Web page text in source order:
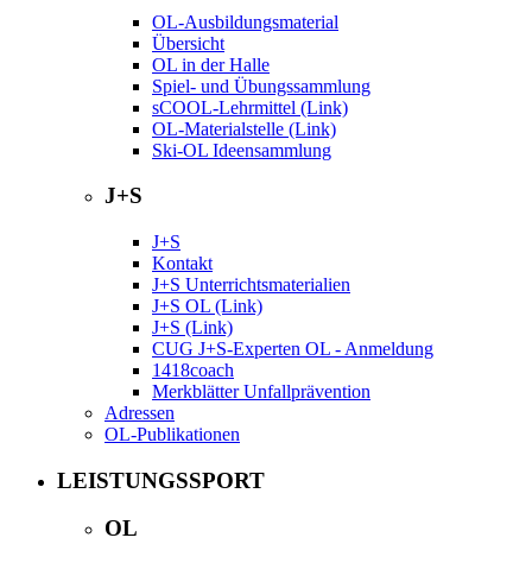
OL-Ausbildungsmaterial
Übersicht
OL in der Halle
Spiel- und Übungssammlung
sCOOL-Lehrmittel (Link)
OL-Materialstelle (Link)
Ski-OL Ideensammlung
J+S
J+S
Kontakt
J+S Unterrichtsmaterialien
J+S OL (Link)
J+S (Link)
CUG J+S-Experten OL - Anmeldung
1418coach
Merkblätter Unfallprävention
Adressen
OL-Publikationen
LEISTUNGSSPORT
OL